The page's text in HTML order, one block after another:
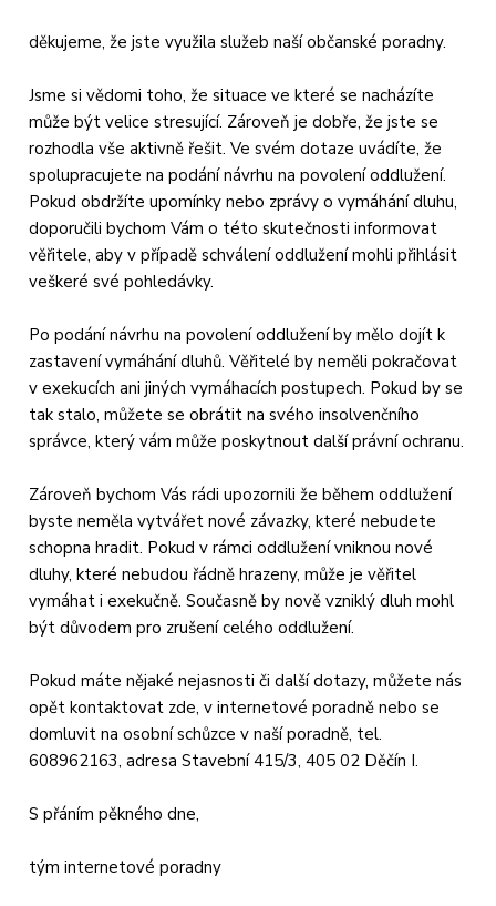
děkujeme, že jste využila služeb naší občanské poradny.
Jsme si vědomi toho, že situace ve které se nacházíte
může být velice stresující. Zároveň je dobře, že jste se
rozhodla vše aktivně řešit. Ve svém dotaze uvádíte, že
spolupracujete na podání návrhu na povolení oddlužení.
Pokud obdržíte upomínky nebo zprávy o vymáhání dluhu,
doporučili bychom Vám o této skutečnosti informovat
věřitele, aby v případě schválení oddlužení mohli přihlásit
veškeré své pohledávky.
Po podání návrhu na povolení oddlužení by mělo dojít k
zastavení vymáhání dluhů. Věřitelé by neměli pokračovat
v exekucích ani jiných vymáhacích postupech. Pokud by se
tak stalo, můžete se obrátit na svého insolvenčního
správce, který vám může poskytnout další právní ochranu.
Zároveň bychom Vás rádi upozornili že během oddlužení
byste neměla vytvářet nové závazky, které nebudete
schopna hradit. Pokud v rámci oddlužení vniknou nové
dluhy, které nebudou řádně hrazeny, může je věřitel
vymáhat i exekučně. Současně by nově vzniklý dluh mohl
být důvodem pro zrušení celého oddlužení.
Pokud máte nějaké nejasnosti či další dotazy, můžete nás
opět kontaktovat zde, v internetové poradně nebo se
domluvit na osobní schůzce v naší poradně, tel.
608962163, adresa Stavební 415/3, 405 02 Děčín I.
S přáním pěkného dne,
tým internetové poradny